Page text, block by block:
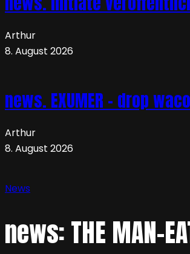
Arthur
8. August 2026
news. EXUMER – drop
Arthur
8. August 2026
News
news: THE MAN-